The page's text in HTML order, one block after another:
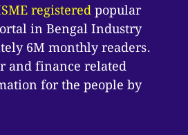
registeredpopular
in Bengal Industry
6M monthly readers.
and finance related
for the people by